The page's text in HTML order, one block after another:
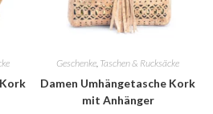
Geschenke Taschen & Rucksäcke
Damen Umhängetasche Kork
mit Anhänger